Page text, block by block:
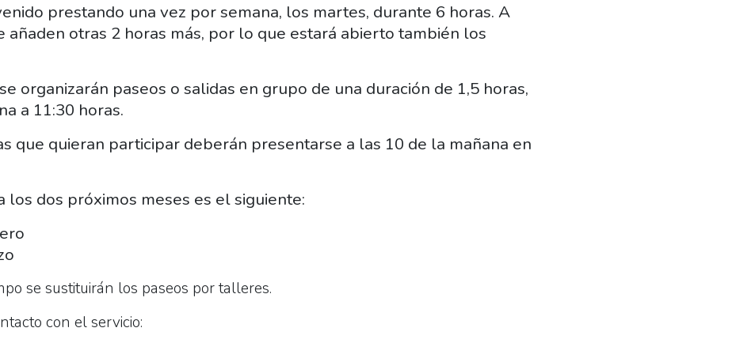
prestando una vez por semana, los martes, durante 6 horas. A
añaden otras 2 horas más, por lo que estará abierto también los
organizarán paseos o salidas en grupo de una duración de 1,5 horas,
a 11:30 horas.
que quieran participar deberán presentarse a las 10 de la mañana en
los dos próximos meses es el siguiente:
se sustituirán los paseos por talleres.
con el servicio: